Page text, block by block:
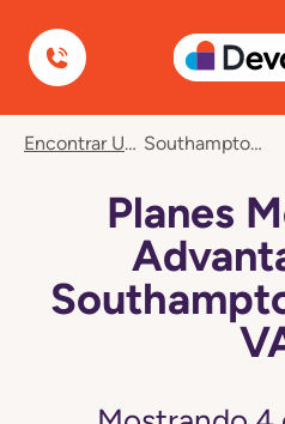
Devoted Health
Encontrar Un Plan Southampton County, VA
Planes